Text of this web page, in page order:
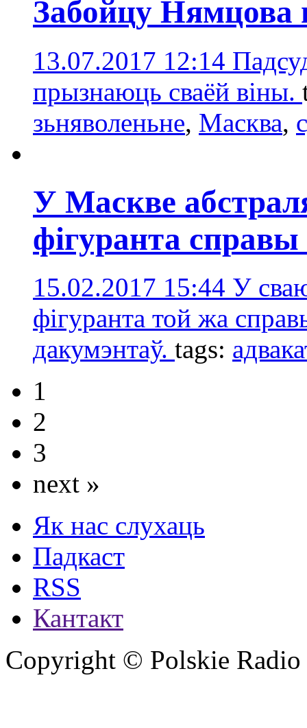
Забойцу Нямцова
13.07.2017 12:14
прызнаюць сваёй віны.
зьняволеньне, Масква,
У Маскве
фігуранта
15.02.2017 15:44 У
фігуранта той жа
дакумэнтаў. tags:
1
2
3
next »
Як нас слухаць
Падкаст
RSS
Кантакт
Copyright © Polskie